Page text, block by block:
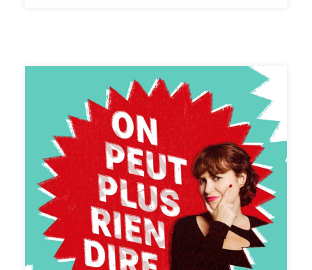
rédaction : David Carzon. Direction générale : Gabrielle